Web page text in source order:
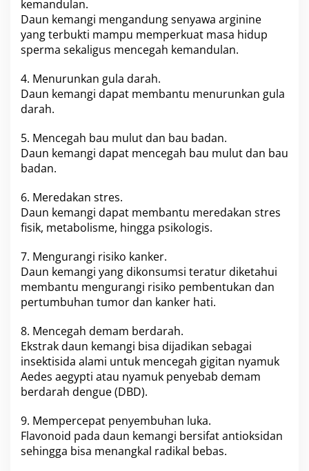
p
a
t
M
n
g
n
g
i
k
P
e
n
y
a
i
K
a
n
k
kemandulan.
Daun kemangi mengandung senyawa arginine
yang terbukti mampu memperkuat masa hidup
sperma sekaligus mencegah kemandulan.
4. Menurunkan gula darah.
Daun kemangi dapat membantu menurunkan gula
darah.
5. Mencegah bau mulut dan bau badan.
Daun kemangi dapat mencegah bau mulut dan bau
badan.
6. Meredakan stres.
Daun kemangi dapat membantu meredakan stres
fisik, metabolisme, hingga psikologis.
7. Mengurangi risiko kanker.
Daun kemangi yang dikonsumsi teratur diketahui
membantu mengurangi risiko pembentukan dan
pertumbuhan tumor dan kanker hati.
8. Mencegah demam berdarah.
Ekstrak daun kemangi bisa dijadikan sebagai
insektisida alami untuk mencegah gigitan nyamuk
Aedes aegypti atau nyamuk penyebab demam
berdarah dengue (DBD).
9. Mempercepat penyembuhan luka.
Flavonoid pada daun kemangi bersifat antioksidan
sehingga bisa menangkal radikal bebas.